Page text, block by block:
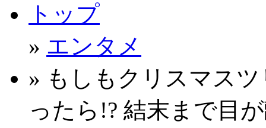
トップ
» エンタメ
» もしもクリスマス
ったら!? 結末まで目